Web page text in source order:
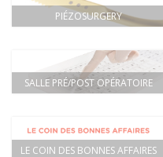
PIÉZOSURGERY
SALLE PRÉ/POST OPÉRATOIRE
LE COIN DES BONNES AFFAIRES